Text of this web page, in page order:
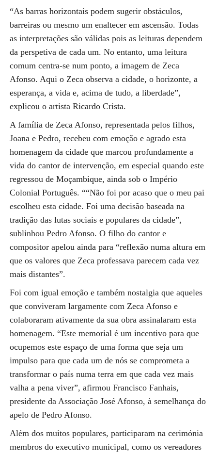
“As barras horizontais podem sugerir obstáculos,
barreiras ou mesmo um enaltecer em ascensão. Todas
as interpretações são válidas pois as leituras dependem
da perspetiva de cada um. No entanto, uma leitura
comum centra-se num ponto, a imagem de Zeca
Afonso. Aqui o Zeca observa a cidade, o horizonte, a
esperança, a vida e, acima de tudo, a liberdade”,
explicou o artista Ricardo Crista.
A família de Zeca Afonso, representada pelos filhos,
Joana e Pedro, recebeu com emoção e agrado esta
homenagem da cidade que marcou profundamente a
vida do cantor de intervenção, em especial quando este
regressou de Moçambique, ainda sob o Império
Colonial Português. ““Não foi por acaso que o meu pai
escolheu esta cidade. Foi uma decisão baseada na
tradição das lutas sociais e populares da cidade”,
sublinhou Pedro Afonso. O filho do cantor e
compositor apelou ainda para “reflexão numa altura em
que os valores que Zeca professava parecem cada vez
mais distantes”.
Foi com igual emoção e também nostalgia que aqueles
que conviveram largamente com Zeca Afonso e
colaboraram ativamente da sua obra assinalaram esta
homenagem. “Este memorial é um incentivo para que
ocupemos este espaço de uma forma que seja um
impulso para que cada um de nós se comprometa a
transformar o país numa terra em que cada vez mais
valha a pena viver”, afirmou Francisco Fanhais,
presidente da Associação José Afonso, à semelhança do
apelo de Pedro Afonso.
Além dos muitos populares, participaram na cerimónia
membros do executivo municipal, como os vereadores